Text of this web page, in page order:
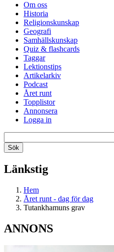
Om oss
Historia
Religionskunskap
Geografi
Samhällskunskap
Quiz & flashcards
Taggar
Lektionstips
Artikelarkiv
Podcast
Året runt
Topplistor
Annonsera
Logga in
Länkstig
Hem
Året runt - dag för dag
Tutankhamuns grav
ANNONS